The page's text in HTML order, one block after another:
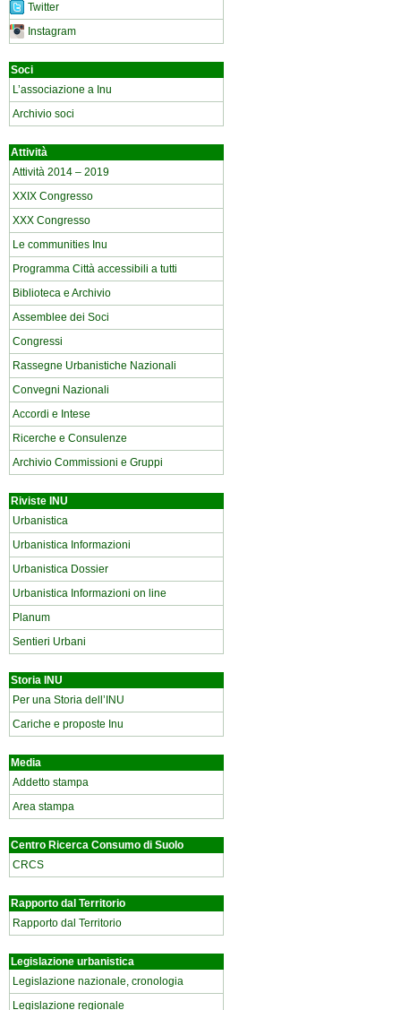
Twitter
Instagram
Soci
L’associazione a Inu
Archivio soci
Attività
Attività 2014 – 2019
XXIX Congresso
XXX Congresso
Le communities Inu
Programma Città accessibili a tutti
Biblioteca e Archivio
Assemblee dei Soci
Congressi
Rassegne Urbanistiche Nazionali
Convegni Nazionali
Accordi e Intese
Ricerche e Consulenze
Archivio Commissioni e Gruppi
Riviste INU
Urbanistica
Urbanistica Informazioni
Urbanistica Dossier
Urbanistica Informazioni on line
Planum
Sentieri Urbani
Storia INU
Per una Storia dell’INU
Cariche e proposte Inu
Media
Addetto stampa
Area stampa
Centro Ricerca Consumo di Suolo
CRCS
Rapporto dal Territorio
Rapporto dal Territorio
Legislazione urbanistica
Legislazione nazionale, cronologia
Legislazione regionale